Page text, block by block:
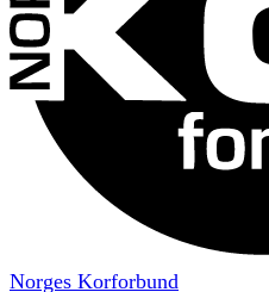
Norges Korforbund